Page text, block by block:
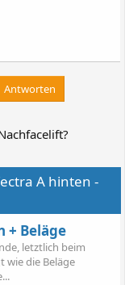
Antworten
A hinten -
+ Beläge
letztlich beim
wie die Beläge